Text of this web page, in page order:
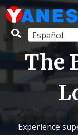
Español
The
Experience